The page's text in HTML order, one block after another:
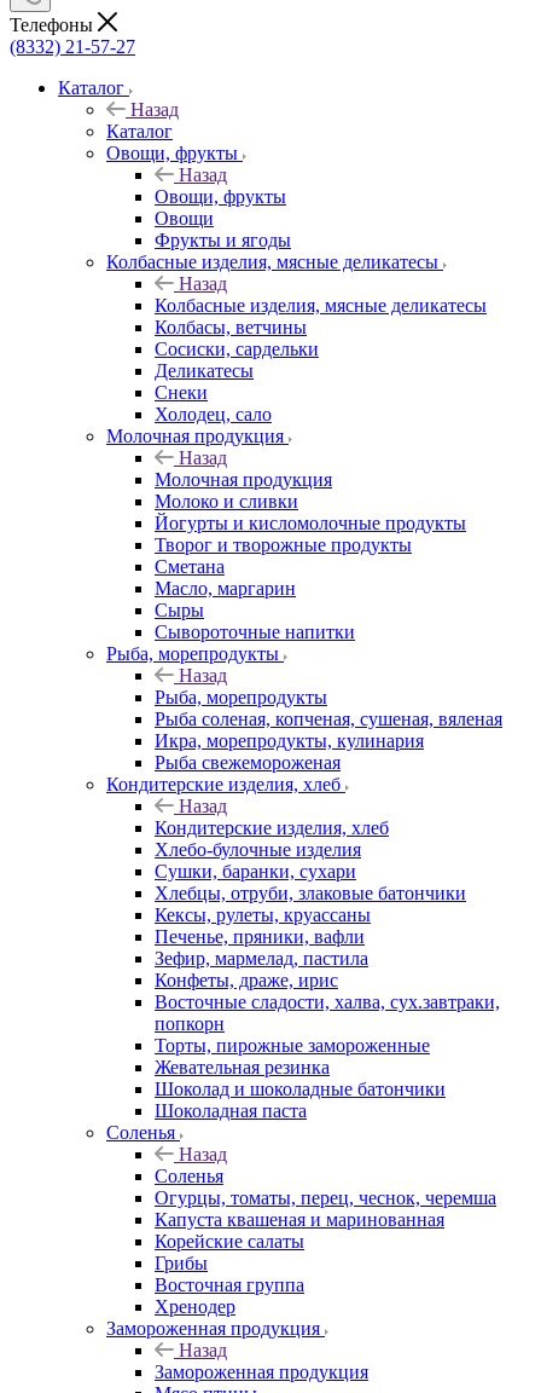
Телефоны
(8332) 21-57-27
Каталог
Назад
Каталог
Овощи, фрукты
Назад
Овощи, фрукты
Овощи
Фрукты и ягоды
Колбасные изделия, мясные деликатесы
Назад
Колбасные изделия, мясные деликатесы
Колбасы, ветчины
Сосиски, сардельки
Деликатесы
Снеки
Холодец, сало
Молочная продукция
Назад
Молочная продукция
Молоко и сливки
Йогурты и кисломолочные продукты
Творог и творожные продукты
Сметана
Масло, маргарин
Сыры
Сывороточные напитки
Рыба, морепродукты
Назад
Рыба, морепродукты
Рыба соленая, копченая, сушеная, вяленая
Икра, морепродукты, кулинария
Рыба свежемороженая
Кондитерские изделия, хлеб
Назад
Кондитерские изделия, хлеб
Хлебо-булочные изделия
Сушки, баранки, сухари
Хлебцы, отруби, злаковые батончики
Кексы, рулеты, круассаны
Печенье, пряники, вафли
Зефир, мармелад, пастила
Конфеты, драже, ирис
Восточные сладости, халва, сух.завтраки,
попкорн
Торты, пирожные замороженные
Жевательная резинка
Шоколад и шоколадные батончики
Шоколадная паста
Соленья
Назад
Соленья
Огурцы, томаты, перец, чеснок, черемша
Капуста квашеная и маринованная
Корейские салаты
Грибы
Восточная группа
Хренодер
Замороженная продукция
Назад
Замороженная продукция